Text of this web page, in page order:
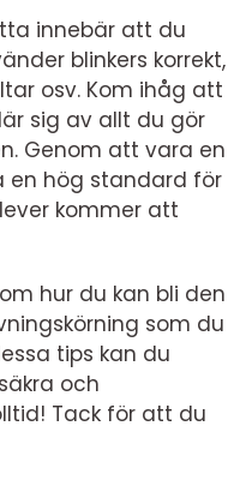
innebär att du
blinkers korrekt,
osv. Kom ihåg att
sig av allt du gör
Genom att vara en
en hög standard för
kommer att
hur du kan bli den
som du
tips kan du
och
Tack för att du